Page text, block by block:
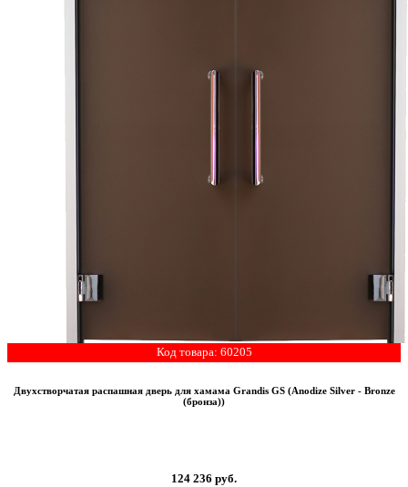
Код товара: 60205
Двухстворчатая распашная дверь для хамама Grandis GS (Anodize Silver - Bronze
(бронза))
124 236 руб.